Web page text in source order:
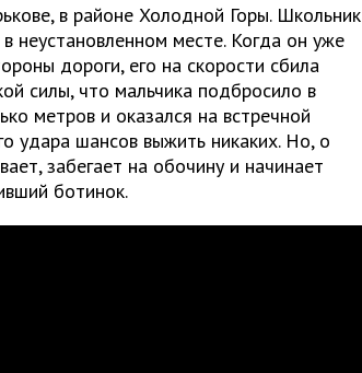
в районе Холодной Горы. Школьник
неустановленном месте. Когда он уже
дороги, его на скорости сбила
силы, что мальчика подбросило в
метров и оказался на встречной
удара шансов выжить никаких. Но, о
забегает на обочину и начинает
ботинок.